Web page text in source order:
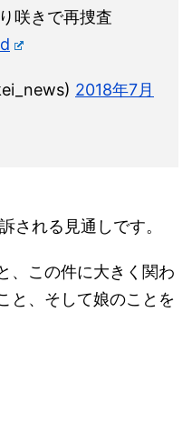
咲きで再捜査
2018年7月
される見通しです。
、この件に大きく関わ
と、そして娘のことを